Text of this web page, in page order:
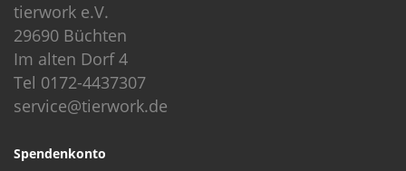
tierwork e.V.
29690 Büchten
Im alten Dorf 4
Tel 0172-4437307
service@tierwork.de
Spendenkonto